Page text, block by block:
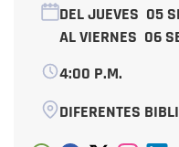
DEL JUEVES 05
AL VIERNES 06
4:00 P.M.
DIFERENTES